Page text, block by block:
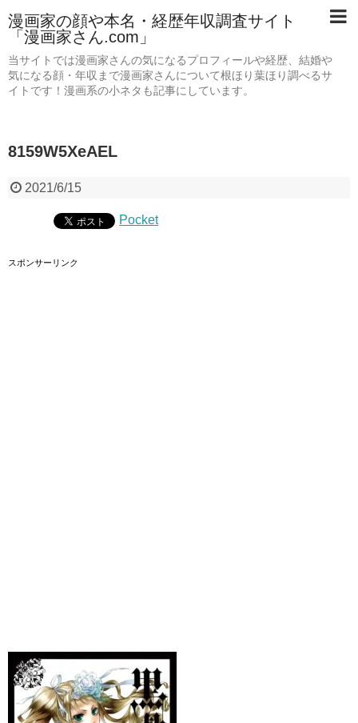
漫画家の顔や本名・経歴年収調査サイト
「漫画家さん.com」
当サイトでは漫画家さんの気になるプロフィールや経歴、結婚や
気になる顔・年収まで漫画家さんについて根ほり葉ほり調べるサ
イトです！漫画系の小ネタも記事にしています。
8159W5XeAEL
2021/6/15
Pocket
スポンサーリンク